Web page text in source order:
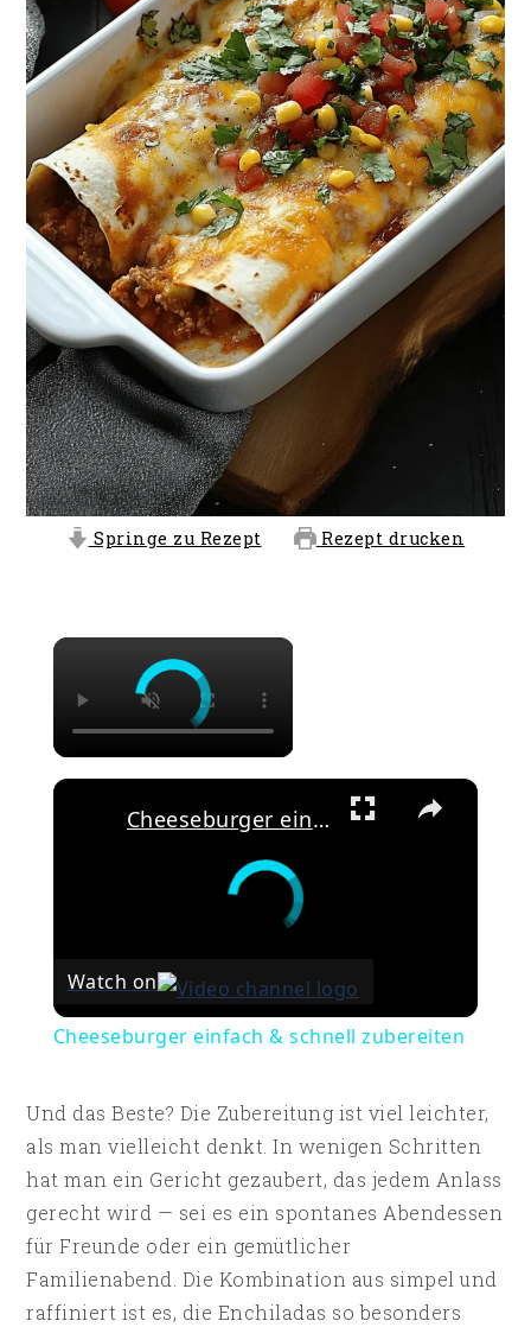
Springe zu Rezept Rezept drucken
×
×
Cheeseburger einfach & schnell zubereiten
Watch on
Cheeseburger einfach & schnell zubereiten
Und das Beste? Die Zubereitung ist viel leichter,
als man vielleicht denkt. In wenigen Schritten
hat man ein Gericht gezaubert, das jedem Anlass
gerecht wird — sei es ein spontanes Abendessen
für Freunde oder ein gemütlicher
Familienabend. Die Kombination aus simpel und
raffiniert ist es, die Enchiladas so besonders